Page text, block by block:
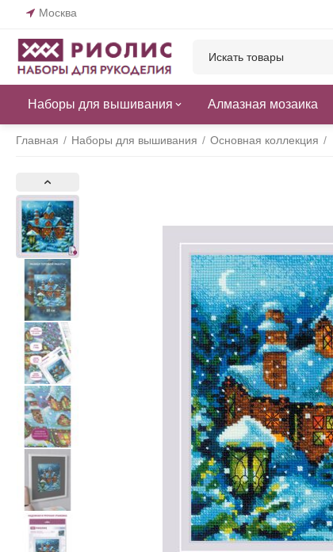
Москва
Наборы для вышивания Алмазная мозаика
Главная / Наборы для вышивания / Основная коллекция /